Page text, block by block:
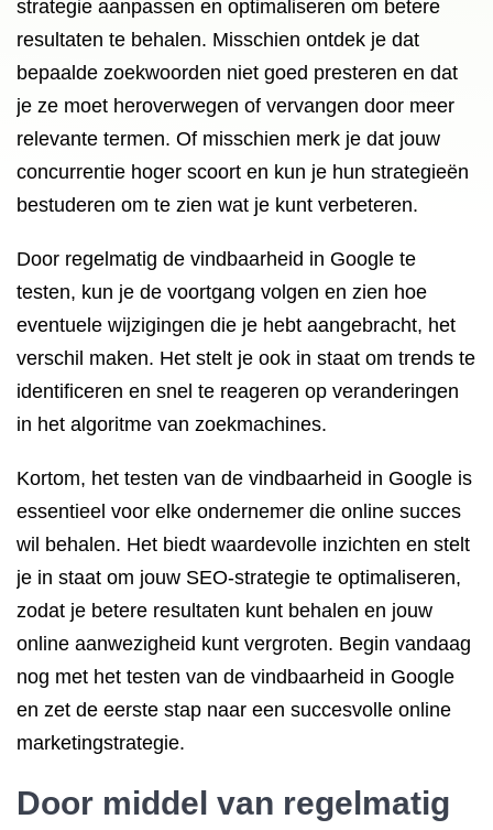
strategie aanpassen en optimaliseren om betere
resultaten te behalen. Misschien ontdek je dat
bepaalde zoekwoorden niet goed presteren en dat
je ze moet heroverwegen of vervangen door meer
relevante termen. Of misschien merk je dat jouw
concurrentie hoger scoort en kun je hun strategieën
bestuderen om te zien wat je kunt verbeteren.
Door regelmatig de vindbaarheid in Google te
testen, kun je de voortgang volgen en zien hoe
eventuele wijzigingen die je hebt aangebracht, het
verschil maken. Het stelt je ook in staat om trends te
identificeren en snel te reageren op veranderingen
in het algoritme van zoekmachines.
Kortom, het testen van de vindbaarheid in Google is
essentieel voor elke ondernemer die online succes
wil behalen. Het biedt waardevolle inzichten en stelt
je in staat om jouw SEO-strategie te optimaliseren,
zodat je betere resultaten kunt behalen en jouw
online aanwezigheid kunt vergroten. Begin vandaag
nog met het testen van de vindbaarheid in Google
en zet de eerste stap naar een succesvolle online
marketingstrategie.
Door middel van regelmatig